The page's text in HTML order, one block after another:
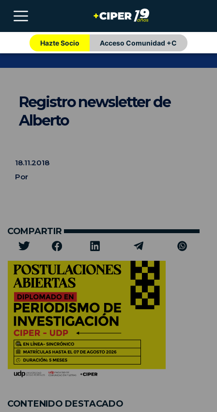
Hazte Socio Acceso Comunidad +C
Registro newsletter de
Alberto
18.11.2018
Por
COMPARTIR
CONTENIDO DESTACADO